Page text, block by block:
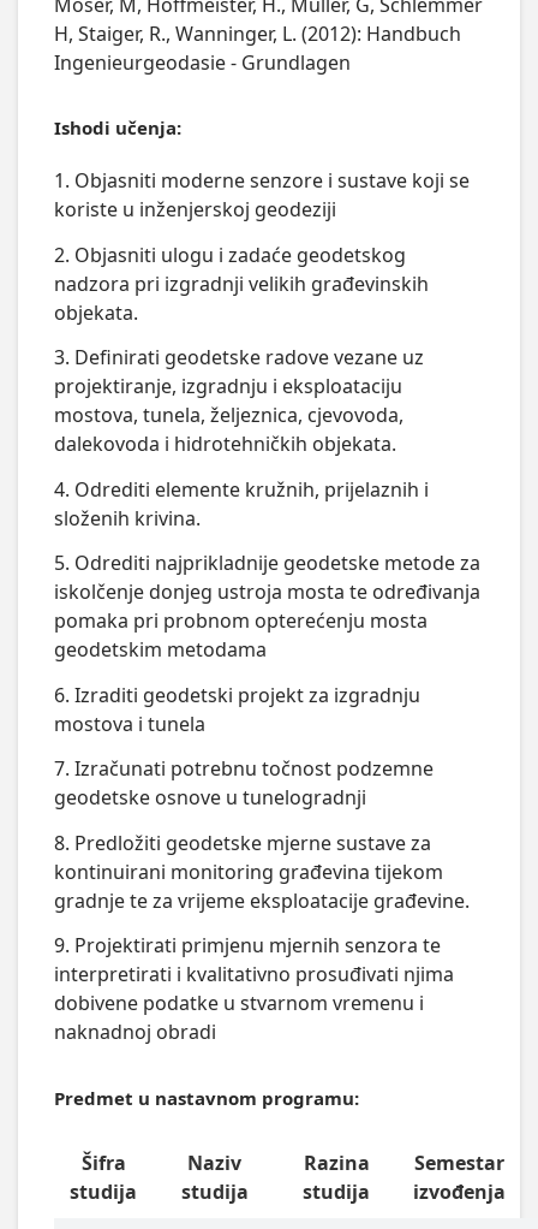
H, Staiger, R., Wanninger, L. (2012): Handbuch
Ingenieurgeodasie - Grundlagen
Ishodi učenja:
1. Objasniti moderne senzore i sustave koji se
koriste u inženjerskoj geodeziji
2. Objasniti ulogu i zadaće geodetskog
nadzora pri izgradnji velikih građevinskih
objekata.
3. Definirati geodetske radove vezane uz
projektiranje, izgradnju i eksploataciju
mostova, tunela, željeznica, cjevovoda,
dalekovoda i hidrotehničkih objekata.
4. Odrediti elemente kružnih, prijelaznih i
složenih krivina.
5. Odrediti najprikladnije geodetske metode za
iskolčenje donjeg ustroja mosta te određivanja
pomaka pri probnom opterećenju mosta
geodetskim metodama
6. Izraditi geodetski projekt za izgradnju
mostova i tunela
7. Izračunati potrebnu točnost podzemne
geodetske osnove u tunelogradnji
8. Predložiti geodetske mjerne sustave za
kontinuirani monitoring građevina tijekom
gradnje te za vrijeme eksploatacije građevine.
9. Projektirati primjenu mjernih senzora te
interpretirati i kvalitativno prosuđivati njima
dobivene podatke u stvarnom vremenu i
naknadnoj obradi
Predmet u nastavnom programu:
Šifra
studija
Naziv
studija
Razina
studija
Semestar
izvođenja